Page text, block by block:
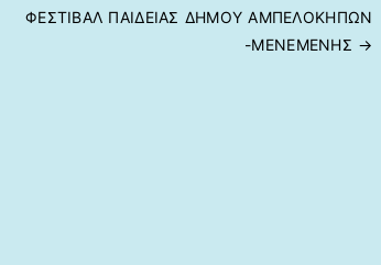
ΦΕΣΤΙΒΑΛ ΠΑΙΔΕΙΑΣ ΔΗΜΟΥ ΑΜΠΕΛΟΚΗΠΩΝ
-ΜΕΝΕΜΕΝΗΣ →